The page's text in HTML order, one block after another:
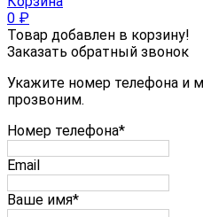
0 ₽
Товар добавлен в корзину!
Заказать обратный звонок
Укажите номер телефона и
прозвоним.
Номер телефона*
Email
Ваше имя*